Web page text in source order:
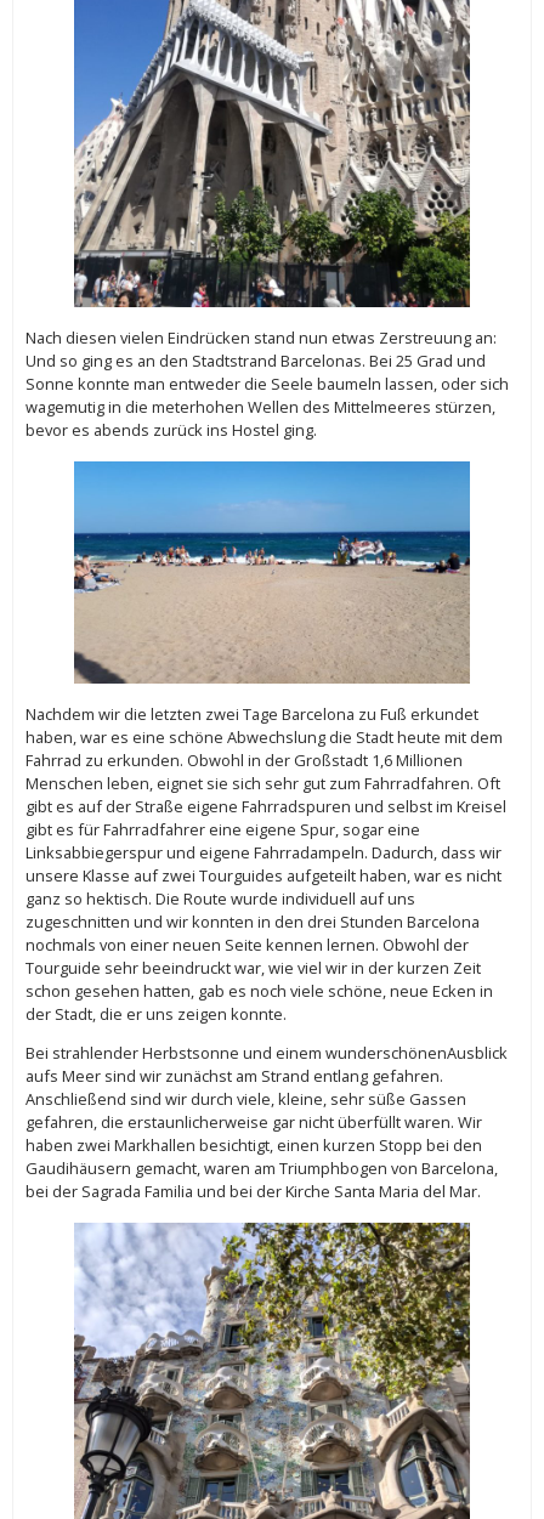
Nach diesen vielen Eindrücken stand nun etwas Zerstreuung an:
Und so ging es an den Stadtstrand Barcelonas. Bei 25 Grad und
Sonne konnte man entweder die Seele baumeln lassen, oder sich
wagemutig in die meterhohen Wellen des Mittelmeeres stürzen,
bevor es abends zurück ins Hostel ging.
Nachdem wir die letzten zwei Tage Barcelona zu Fuß erkundet
haben, war es eine schöne Abwechslung die Stadt heute mit dem
Fahrrad zu erkunden. Obwohl in der Großstadt 1,6 Millionen
Menschen leben, eignet sie sich sehr gut zum Fahrradfahren. Oft
gibt es auf der Straße eigene Fahrradspuren und selbst im Kreisel
gibt es für Fahrradfahrer eine eigene Spur, sogar eine
Linksabbiegerspur und eigene Fahrradampeln. Dadurch, dass wir
unsere Klasse auf zwei Tourguides aufgeteilt haben, war es nicht
ganz so hektisch. Die Route wurde individuell auf uns
zugeschnitten und wir konnten in den drei Stunden Barcelona
nochmals von einer neuen Seite kennen lernen. Obwohl der
Tourguide sehr beeindruckt war, wie viel wir in der kurzen Zeit
schon gesehen hatten, gab es noch viele schöne, neue Ecken in
der Stadt, die er uns zeigen konnte.
Bei strahlender Herbstsonne und einem wunderschönenAusblick
aufs Meer sind wir zunächst am Strand entlang gefahren.
Anschließend sind wir durch viele, kleine, sehr süße Gassen
gefahren, die erstaunlicherweise gar nicht überfüllt waren. Wir
haben zwei Markhallen besichtigt, einen kurzen Stopp bei den
Gaudihäusern gemacht, waren am Triumphbogen von Barcelona,
bei der Sagrada Familia und bei der Kirche Santa Maria del Mar.